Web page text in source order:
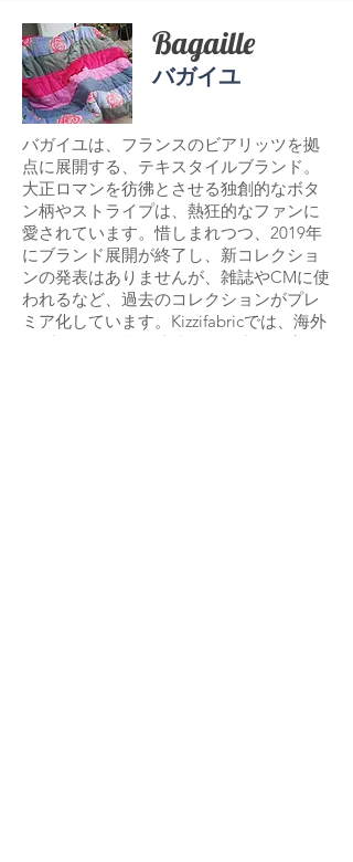
Bagaille
​バガイユ
バガイユは、フランスのビアリッツを拠
点に展開する、テキスタイルブランド。
大正ロマンを彷彿とさせる独創的なボタ
ン柄やストライプは、熱狂的なファンに
愛されています。惜しまれつつ、2019年
にブランド展開が終了し、新コレクショ
ンの発表はありませんが、雑誌やCMに使
われるなど、過去のコレクションがプレ
ミア化しています。Kizzifabricでは、海外
のブティック等と連携し、希少な在庫の